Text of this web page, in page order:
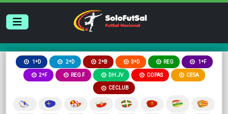
1ªD 2ªD 2ªB 3ªD REG 1ªF
2ªF REG F DH JV COPAS CESA
CECLUB